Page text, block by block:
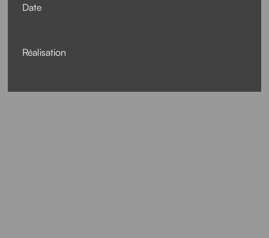
Date
Réalisation